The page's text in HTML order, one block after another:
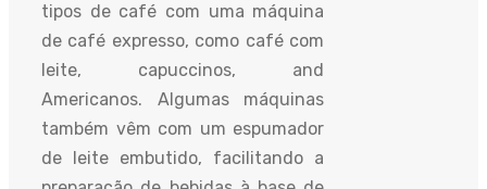
tipos de café com uma máquina
de café expresso, como café com
leite, capuccinos, and
Americanos. Algumas máquinas
também vêm com um espumador
de leite embutido, facilitando a